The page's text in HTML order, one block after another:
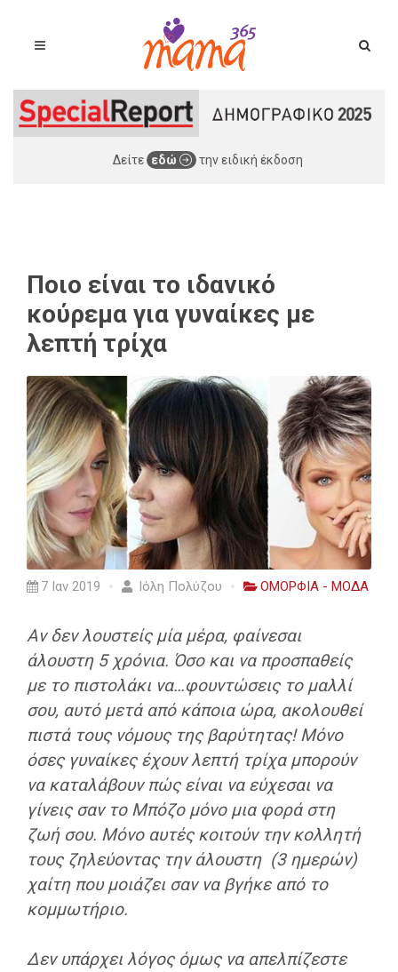
Δείτε εδώ την ειδική έκδοση
Ποιο είναι το ιδανικό
κούρεμα για γυναίκες με
λεπτή τρίχα
7 Ιαν 2019 Ιόλη Πολύζου ΟΜΟΡΦΙΑ - ΜΟΔΑ
Αν δεν λουστείς μία μέρα, φαίνεσαι
άλουστη 5 χρόνια. Όσο και να προσπαθείς
με το πιστολάκι να…φουντώσεις το μαλλί
σου, αυτό μετά από κάποια ώρα, ακολουθεί
πιστά τους νόμους της βαρύτητας! Μόνο
όσες γυναίκες έχουν λεπτή τρίχα μπορούν
να καταλάβουν πώς είναι να εύχεσαι να
γίνεις σαν το Μπόζο μόνο μια φορά στη
ζωή σου. Μόνο αυτές κοιτούν την κολλητή
τους ζηλεύοντας την άλουστη (3 ημερών)
χαίτη που μοιάζει σαν να βγήκε από το
κομμωτήριο.
Δεν υπάρχει λόγος όμως να απελπίζεστε